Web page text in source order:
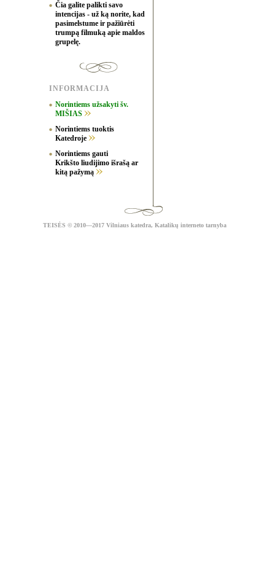
Čia galite palikti savo
intencijas - už ką norite, kad
pasimelstume ir pažiūrėti
trumpą filmuką apie maldos
grupelę.
INFORMACIJA
Norintiems užsakyti šv.
MIŠIAS
Norintiems tuoktis
Katedroje
Norintiems gauti
Krikšto liudijimo išrašą ar
kitą pažymą
TEISĖS © 2010—2017 Vilniaus katedra, Katalikų interneto tarnyba